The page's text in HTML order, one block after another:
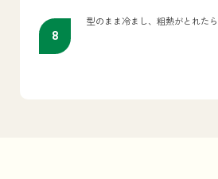
型のまま冷まし、粗熱がとれた